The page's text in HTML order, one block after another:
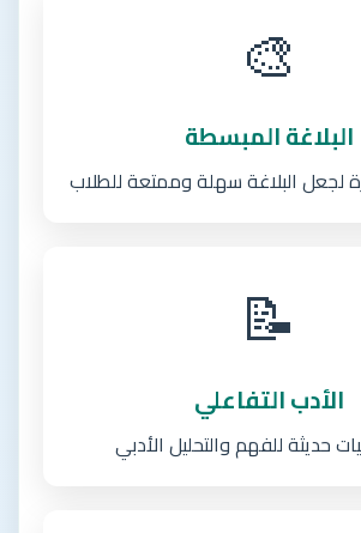
🎨
البلاغة المبسطة
لجعل البلاغة سهلة وممتعة للطلاب
📝
الأدب التفاعلي
حديثة للفهم والتحليل الأدبي